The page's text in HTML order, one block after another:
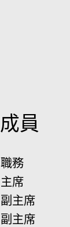
成員
職務
主席
副主席
副主席